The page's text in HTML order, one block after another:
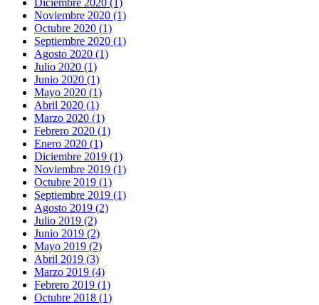
Diciembre 2020 (1)
Noviembre 2020 (1)
Octubre 2020 (1)
Septiembre 2020 (1)
Agosto 2020 (1)
Julio 2020 (1)
Junio 2020 (1)
Mayo 2020 (1)
Abril 2020 (1)
Marzo 2020 (1)
Febrero 2020 (1)
Enero 2020 (1)
Diciembre 2019 (1)
Noviembre 2019 (1)
Octubre 2019 (1)
Septiembre 2019 (1)
Agosto 2019 (2)
Julio 2019 (2)
Junio 2019 (2)
Mayo 2019 (2)
Abril 2019 (3)
Marzo 2019 (4)
Febrero 2019 (1)
Octubre 2018 (1)